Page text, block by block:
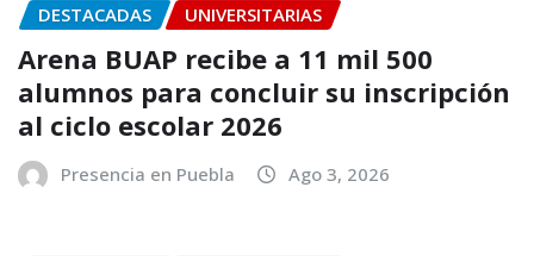
DESTACADAS UNIVERSITARIAS
Arena BUAP recibe a 11 mil 500
alumnos para concluir su inscripción
al ciclo escolar 2026
Presencia en Puebla Ago 3, 2026